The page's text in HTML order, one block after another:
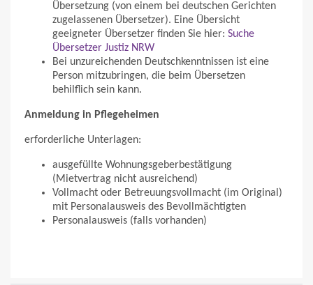
Übersetzung (von einem bei deutschen Gerichten
zugelassenen Übersetzer). Eine Übersicht
geeigneter Übersetzer finden Sie hier: Suche
Übersetzer Justiz NRW
Bei unzureichenden Deutschkenntnissen ist eine
Person mitzubringen, die beim Übersetzen
behilflich sein kann.
Anmeldung in Pflegeheimen
erforderliche Unterlagen:
ausgefüllte Wohnungsgeberbestätigung
(Mietvertrag nicht ausreichend)
Vollmacht oder Betreuungsvollmacht (im Original)
mit Personalausweis des Bevollmächtigten
Personalausweis (falls vorhanden)